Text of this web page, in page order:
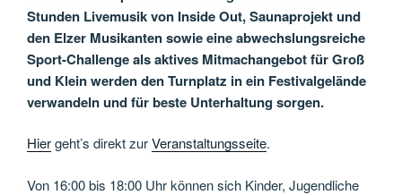
Stunden Livemusik von Inside Out, Saunaprojekt und
den Elzer Musikanten sowie eine abwechslungsreiche
Sport-Challenge als aktives Mitmachangebot für Groß
und Klein werden den Turnplatz in ein Festivalgelände
verwandeln und für beste Unterhaltung sorgen.
Hiergeht’s direkt zurVeranstaltungsseite.
Von 16:00 bis 18:00 Uhr können sich Kinder, Jugendliche